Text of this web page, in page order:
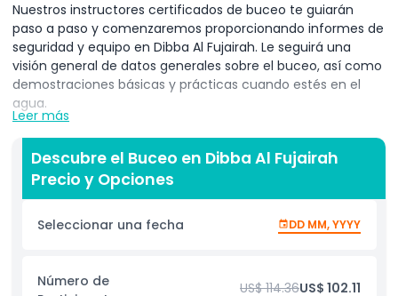
Nuestros instructores certificados de buceo te guiarán
paso a paso y comenzaremos proporcionando informes de
seguridad y equipo en Dibba Al Fujairah. Le seguirá una
visión general de datos generales sobre el buceo, así como
demostraciones básicas y prácticas cuando estés en el
agua.
Se te proporcionará un traje de neopreno individual al llegar
al sitio de buceo y se te darán instrucciones sobre cómo
ponértelo. Al entrar al agua, el instructor asegurará que tu
máscara esté bien ajustada.
Cuando estés listo, descenderás junto con el instructor
de establecer los patrones de respiración, descenderás
Leer más
Descubre el Buceo en Dibba Al Fujairah
Precio y Opciones
Seleccionar una fecha DD MM, YYYY
Número de
US$ 114.36US$ 102.11